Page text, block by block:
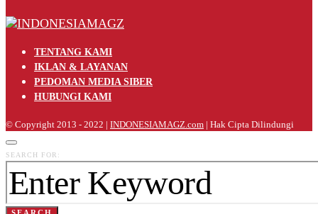
TENTANG KAMI
IKLAN & LAYANAN
PEDOMAN MEDIA SIBER
HUBUNGI KAMI
© Copyright 2013 - 2022 | INDONESIAMAGZ.com | Hak Cipta Dilindungi
SEARCH FOR:
SEARCH